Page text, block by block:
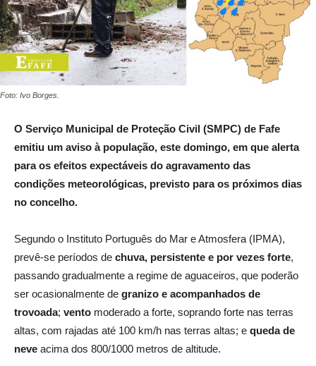
Foto: Ivo Borges.
O Serviço Municipal de Proteção Civil (SMPC) de Fafe
emitiu um aviso à população, este domingo, em que alerta
para os efeitos expectáveis do agravamento das
condições meteorológicas, previsto para os próximos dias
no concelho.
Segundo o Instituto Português do Mar e Atmosfera (IPMA),
prevê-se períodos de chuva, persistente e por vezes forte,
passando gradualmente a regime de aguaceiros, que poderão
ser ocasionalmente de granizo e acompanhados de
trovoada; vento moderado a forte, soprando forte nas terras
altas, com rajadas até 100 km/h nas terras altas; e queda de
neve acima dos 800/1000 metros de altitude.